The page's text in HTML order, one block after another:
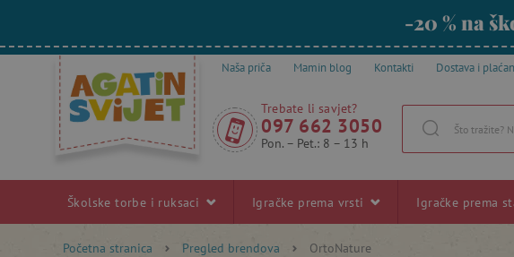
-20 % na
Naša priča Mamin blog Kontakti Dostava i
Trebate li savjet?
097 662 3050
Pon. – Pet.: 8 – 13 h
Školske torbe i ruksaci Igračke prema vrsti Igračke prema
Početna stranica Pregled brendova OrtoNature